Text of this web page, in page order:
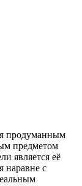
продуманным
предметом
является её
наравне с